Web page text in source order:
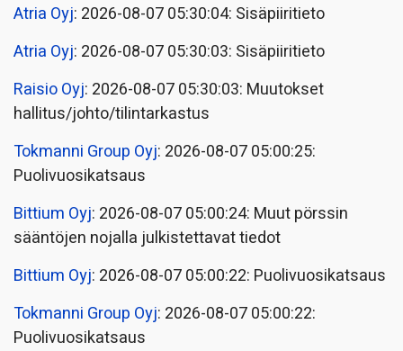
Atria Oyj: 2026-08-07 05:30:04: Sisäpiiritieto
Atria Oyj: 2026-08-07 05:30:03: Sisäpiiritieto
Raisio Oyj: 2026-08-07 05:30:03: Muutokset
hallitus/johto/tilintarkastus
Tokmanni Group Oyj: 2026-08-07 05:00:25:
Puolivuosikatsaus
Bittium Oyj: 2026-08-07 05:00:24: Muut pörssin
sääntöjen nojalla julkistettavat tiedot
Bittium Oyj: 2026-08-07 05:00:22: Puolivuosikatsaus
Tokmanni Group Oyj: 2026-08-07 05:00:22:
Puolivuosikatsaus